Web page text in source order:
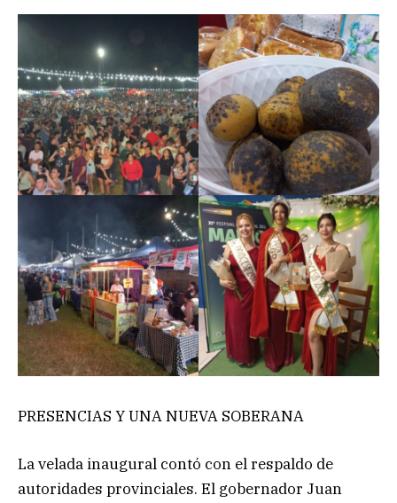
PRESENCIAS Y UNA NUEVA SOBERANA
La velada inaugural contó con el respaldo de
autoridades provinciales. El gobernador Juan